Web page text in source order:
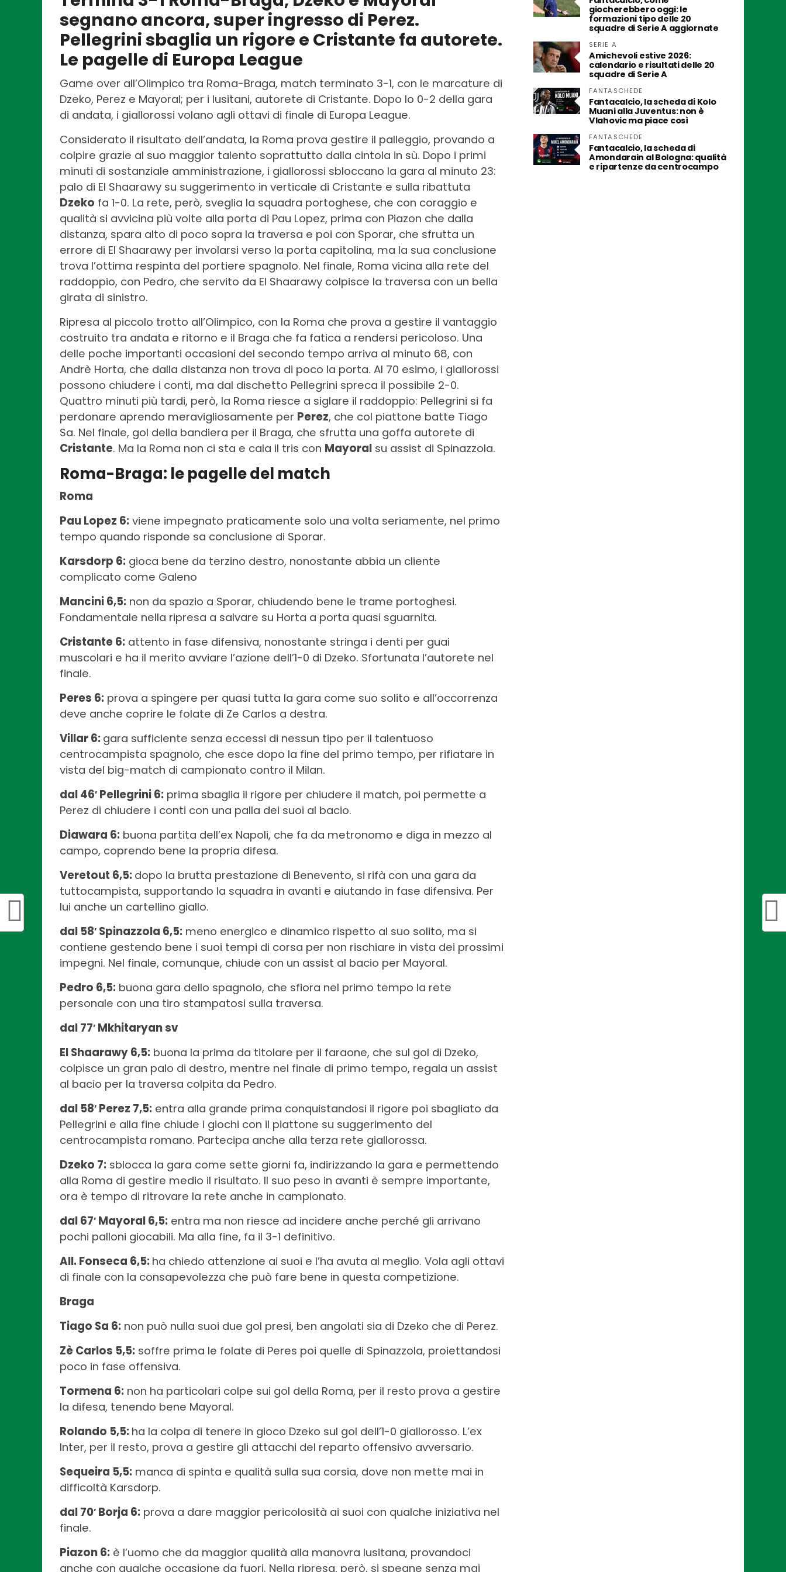
segnano ancora, super ingresso di Perez.
Pellegrini sbaglia un rigore e Cristante fa autorete.
Le pagelle di Europa League
Game over all’Olimpico tra Roma-Braga, match terminato 3-1, con le marcature di
Dzeko, Perez e Mayoral; per i lusitani, autorete di Cristante. Dopo lo 0-2 della gara
di andata, i giallorossi volano agli ottavi di finale di Europa League.
Considerato il risultato dell’andata, la Roma prova gestire il palleggio, provando a
colpire grazie al suo maggior talento soprattutto dalla cintola in sù. Dopo i primi
minuti di sostanziale amministrazione, i giallorossi sbloccano la gara al minuto 23:
palo di El Shaarawy su suggerimento in verticale di Cristante e sulla ribattuta
Dzeko fa 1-0. La rete, però, sveglia la squadra portoghese, che con coraggio e
qualità si avvicina più volte alla porta di Pau Lopez, prima con Piazon che dalla
distanza, spara alto di poco sopra la traversa e poi con Sporar, che sfrutta un
errore di El Shaarawy per involarsi verso la porta capitolina, ma la sua conclusione
trova l’ottima respinta del portiere spagnolo. Nel finale, Roma vicina alla rete del
raddoppio, con Pedro, che servito da El Shaarawy colpisce la traversa con un bella
girata di sinistro.
Ripresa al piccolo trotto all’Olimpico, con la Roma che prova a gestire il vantaggio
costruito tra andata e ritorno e il Braga che fa fatica a rendersi pericoloso. Una
delle poche importanti occasioni del secondo tempo arriva al minuto 68, con
Andrè Horta, che dalla distanza non trova di poco la porta. Al 70 esimo, i giallorossi
possono chiudere i conti, ma dal dischetto Pellegrini spreca il possibile 2-0.
Quattro minuti più tardi, però, la Roma riesce a siglare il raddoppio: Pellegrini si fa
perdonare aprendo meravigliosamente per Perez, che col piattone batte Tiago
Sa. Nel finale, gol della bandiera per il Braga, che sfrutta una goffa autorete di
Cristante. Ma la Roma non ci sta e cala il tris con Mayoral su assist di Spinazzola.
Roma-Braga: le pagelle del match
Roma
Pau Lopez 6: viene impegnato praticamente solo una volta seriamente, nel primo
tempo quando risponde sa conclusione di Sporar.
Karsdorp 6: gioca bene da terzino destro, nonostante abbia un cliente
complicato come Galeno
Mancini 6,5: non da spazio a Sporar, chiudendo bene le trame portoghesi.
Fondamentale nella ripresa a salvare su Horta a porta quasi sguarnita.
Cristante 6: attento in fase difensiva, nonostante stringa i denti per guai
muscolari e ha il merito avviare l’azione dell’1-0 di Dzeko. Sfortunata l’autorete nel
finale.
Peres 6: prova a spingere per quasi tutta la gara come suo solito e all’occorrenza
deve anche coprire le folate di Ze Carlos a destra.
Villar 6: gara sufficiente senza eccessi di nessun tipo per il talentuoso
centrocampista spagnolo, che esce dopo la fine del primo tempo, per rifiatare in
vista del big-match di campionato contro il Milan.
dal 46′ Pellegrini 6: prima sbaglia il rigore per chiudere il match, poi permette a
Perez di chiudere i conti con una palla dei suoi al bacio.
Diawara 6: buona partita dell’ex Napoli, che fa da metronomo e diga in mezzo al
campo, coprendo bene la propria difesa.
Veretout 6,5: dopo la brutta prestazione di Benevento, si rifà con una gara da
tuttocampista, supportando la squadra in avanti e aiutando in fase difensiva. Per
lui anche un cartellino giallo.
dal 58′ Spinazzola 6,5: meno energico e dinamico rispetto al suo solito, ma si
contiene gestendo bene i suoi tempi di corsa per non rischiare in vista dei prossimi
impegni. Nel finale, comunque, chiude con un assist al bacio per Mayoral.
Pedro 6,5: buona gara dello spagnolo, che sfiora nel primo tempo la rete
personale con una tiro stampatosi sulla traversa.
dal 77′ Mkhitaryan sv
El Shaarawy 6,5: buona la prima da titolare per il faraone, che sul gol di Dzeko,
colpisce un gran palo di destro, mentre nel finale di primo tempo, regala un assist
al bacio per la traversa colpita da Pedro.
dal 58′ Perez 7,5: entra alla grande prima conquistandosi il rigore poi sbagliato da
Pellegrini e alla fine chiude i giochi con il piattone su suggerimento del
centrocampista romano. Partecipa anche alla terza rete giallorossa.
Dzeko 7: sblocca la gara come sette giorni fa, indirizzando la gara e permettendo
alla Roma di gestire medio il risultato. Il suo peso in avanti è sempre importante,
ora è tempo di ritrovare la rete anche in campionato.
dal 67′ Mayoral 6,5: entra ma non riesce ad incidere anche perché gli arrivano
pochi palloni giocabili. Ma alla fine, fa il 3-1 definitivo.
All. Fonseca 6,5: ha chiedo attenzione ai suoi e l’ha avuta al meglio. Vola agli ottavi
di finale con la consapevolezza che può fare bene in questa competizione.
Braga
Tiago Sa 6: non può nulla suoi due gol presi, ben angolati sia di Dzeko che di Perez.
Zè Carlos 5,5: soffre prima le folate di Peres poi quelle di Spinazzola, proiettandosi
poco in fase offensiva.
Tormena 6: non ha particolari colpe sui gol della Roma, per il resto prova a gestire
la difesa, tenendo bene Mayoral.
Rolando 5,5: ha la colpa di tenere in gioco Dzeko sul gol dell’1-0 giallorosso. L’ex
Inter, per il resto, prova a gestire gli attacchi del reparto offensivo avversario.
Sequeira 5,5: manca di spinta e qualità sulla sua corsia, dove non mette mai in
difficoltà Karsdorp.
dal 70′ Borja 6: prova a dare maggior pericolosità ai suoi con qualche iniziativa nel
finale.
Piazon 6: è l’uomo che da maggior qualità alla manovra lusitana, provandoci
anche con qualche occasione da fuori. Nella ripresa, però, si spegne senza mai
giocherebbero oggi: le
formazioni tipo delle 20
squadre di Serie A aggiornate
SERIE A
Amichevoli estive 2026:
calendario e risultati delle 20
squadre di Serie A
FANTASCHEDE
Fantacalcio, la scheda di Kolo
Muani alla Juventus: non è
Vlahovic ma piace così
FANTASCHEDE
Fantacalcio, la scheda di
Amondarain al Bologna: qualità
e ripartenze da centrocampo